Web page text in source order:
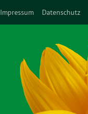
Impressum Datenschutz